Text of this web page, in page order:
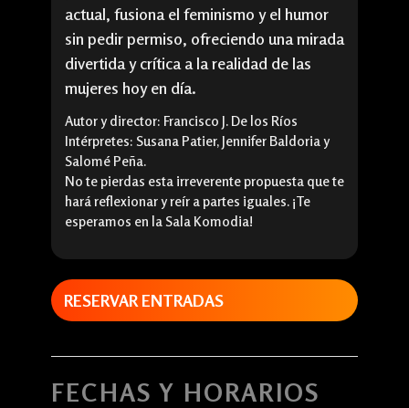
actual, fusiona el feminismo y el humor
sin pedir permiso, ofreciendo una mirada
divertida y crítica a la realidad de las
mujeres hoy en día.
Autor y director: Francisco J. De los Ríos
Intérpretes: Susana Patier, Jennifer Baldoria y
Salomé Peña.
No te pierdas esta irreverente propuesta que te
hará reflexionar y reír a partes iguales. ¡Te
esperamos en la Sala Komodia!
RESERVAR ENTRADAS
FECHAS Y HORARIOS